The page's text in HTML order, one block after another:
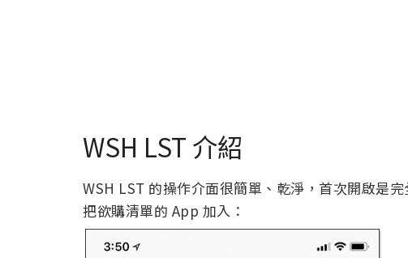
WSH LST 介紹
WSH LST 的操作介面很簡單、乾淨，首次開啟是
把欲購清單的 App 加入：